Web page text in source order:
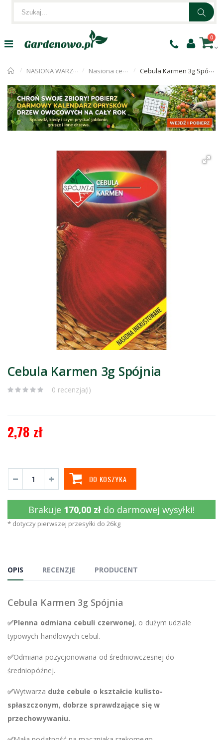
0
NASIONA WARZYW Nasiona cebuli Cebula Karmen 3g Spójnia
Cebula Karmen 3g Spójnia
0 recenzja(i)
2,78 zł
DO KOSZYKA
Brakuje 170,00 zł do darmowej wysyłki!
* dotyczy pierwszej przesyłki do 26kg
OPIS RECENZJE PRODUCENT
Cebula Karmen 3g Spójnia
✅Plenna odmiana cebuli czerwonej, o dużym udziale
typowych handlowych cebul.
✅Odmiana pozycjonowana od średniowczesnej do
średniopóźnej.
✅Wytwarza duże cebule o kształcie kulisto-
spłaszczonym, dobrze sprawdzające się w
przechowywaniu.